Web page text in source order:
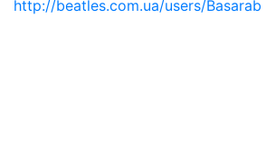
http://beatles.com.ua/users/Basarab